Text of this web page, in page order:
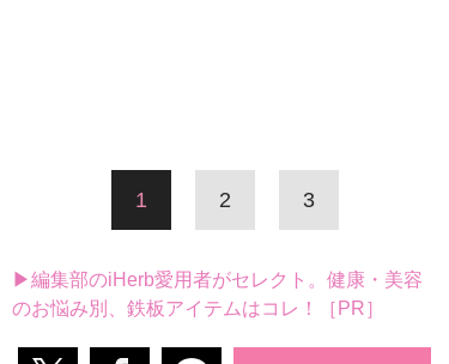
1 2 3
▶編集部のiHerb愛用者がセレクト。健康・美容
のお悩み別、鉄板アイテムはコレ！［PR］